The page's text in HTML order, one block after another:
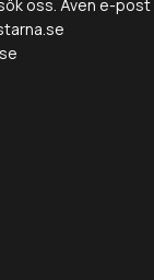
oss. Även e-post